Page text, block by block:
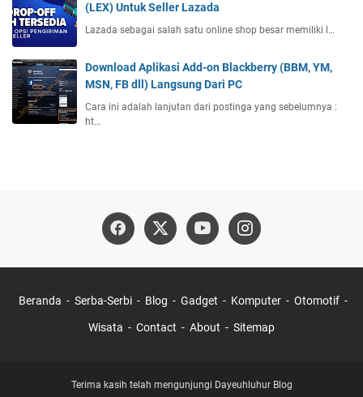
(LEX) Untuk Seller Lazada
Lazada sebagai salah satu online shop besar memiliki l…
Download Aplikasi Add-on Blackberry (BBM, YM,
MSN, FB dll) Langsung Dari PC
Cara ini adalah lanjutan dari postinga yang sebelumnya :
ht…
Beranda Serba-Serbi Blog Gadget Komputer Otomotif
Wisata Contact About Sitemap
Terima kasih telah mengunjungi Dayeuhluhur Blog